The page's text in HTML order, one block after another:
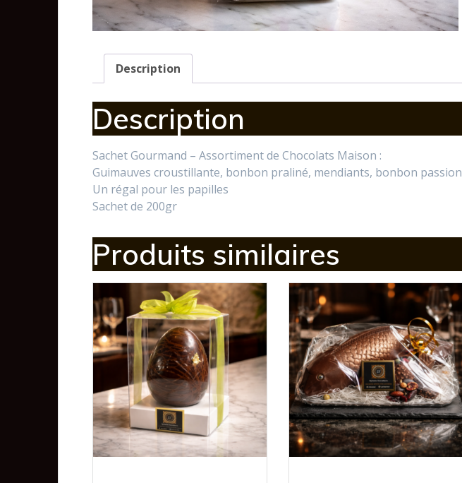
Description
Description
Sachet Gourmand – Assortiment de Chocolats Maison :
Guimauves croustillante, bonbon praliné, mendiants, bonbon passion
Un régal pour les papilles
Sachet de 200gr
Produits similaires